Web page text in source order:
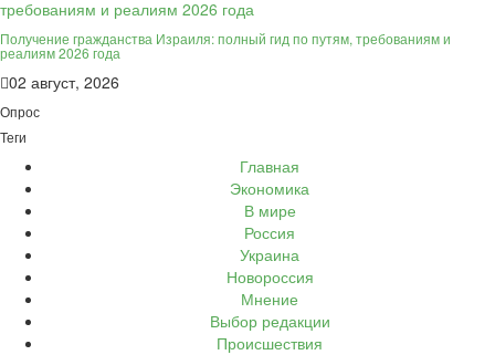
Получение гражданства Израиля: полный гид по путям, требованиям и
реалиям 2026 года
02 август, 2026
Опрос
Теги
Главная
Экономика
В мире
Россия
Украина
Новороссия
Мнение
Выбор редакции
Происшествия